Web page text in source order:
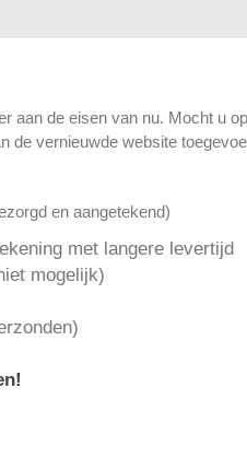
aan de eisen van nu. Mocht u
de vernieuwde website
en aangetekend)
met langere levertijd
mogelijk)